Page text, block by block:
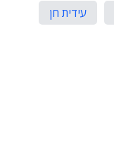
עידית חן